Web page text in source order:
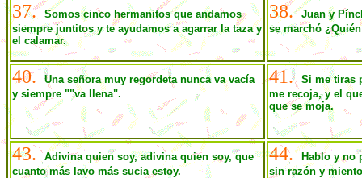
37.
Somos cinco hermanitos que andamos
siempre juntitos y te ayudamos a agarrar la taza y
el calamar.
38.
Juan y
se marchó
40.
Una señora muy regordeta nunca va vacía
y siempre ""va llena".
41.
Si me tiras
me recoja, y el
que se moja.
43.
Adivina quien soy, adivina quien soy, que
cuanto más lavo más sucia estoy.
44.
Hablo y no
sin razón y